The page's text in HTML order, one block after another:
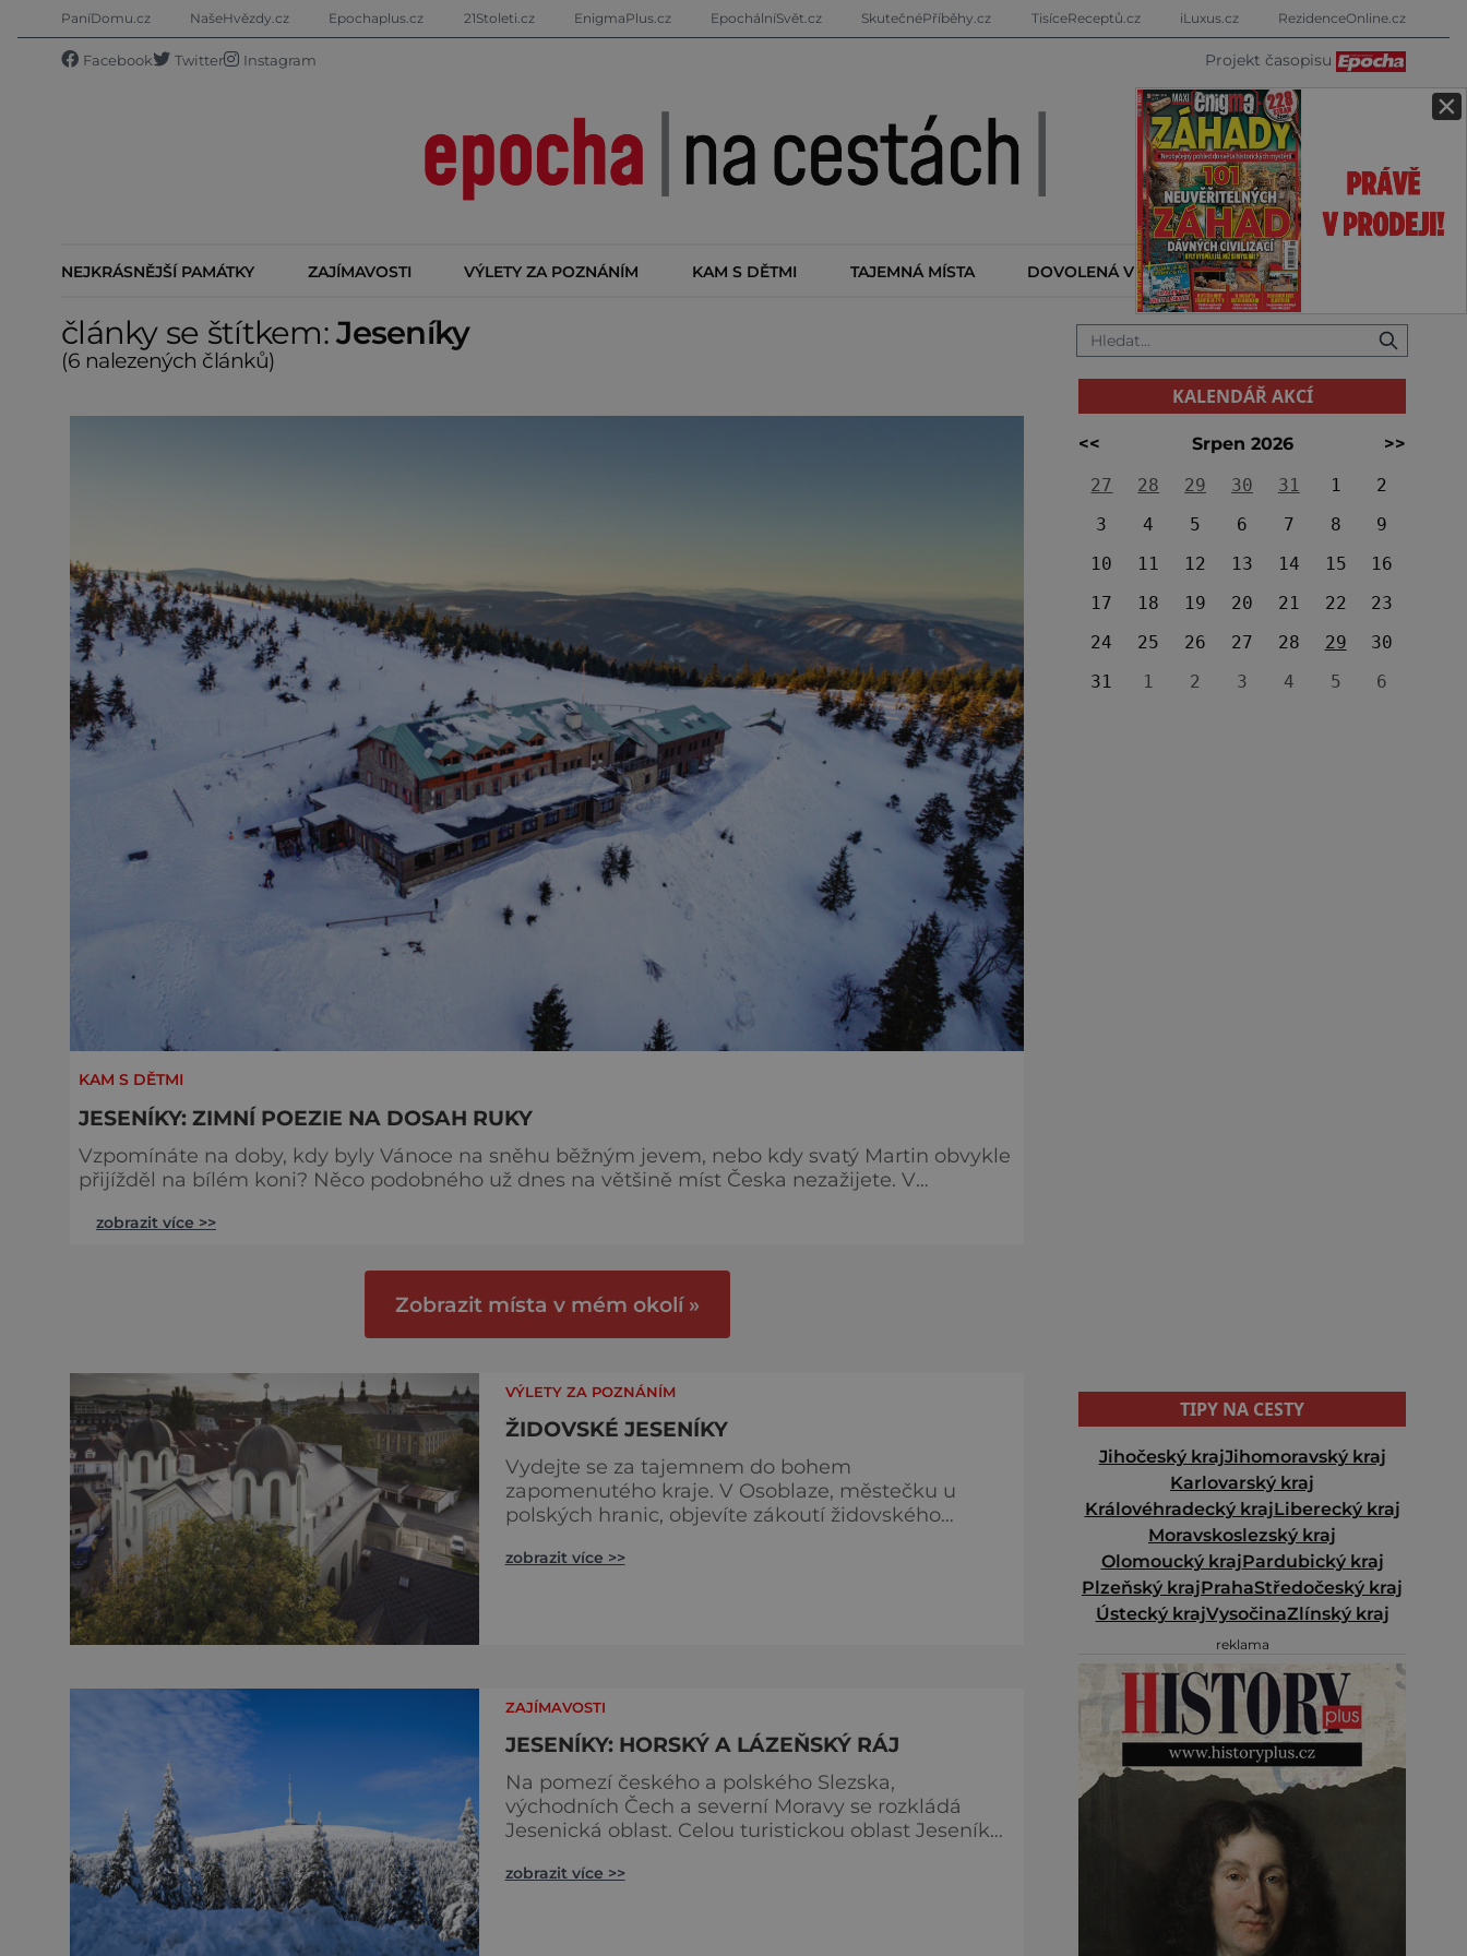
×
PaníDomu.cz NašeHvězdy.cz Epochaplus.cz 21Stoleti.cz EnigmaPlus.cz EpochálníSvět.cz SkutečnéPříběhy.cz TisíceReceptů.cz iLuxus.cz RezidenceOnline.cz
Facebook Twitter Instagram Projekt časopisu
NEJKRÁSNĚJŠÍ PAMÁTKY ZAJÍMAVOSTI VÝLETY ZA POZNÁNÍM KAM S DĚTMI TAJEMNÁ MÍSTA DOVOLENÁ V ZAHRANIČÍ KALENDÁŘ AKCÍ
články se štítkem:Jeseníky
(6 nalezených článků)
KAM S DĚTMI
JESENÍKY: ZIMNÍ POEZIE NA DOSAH RUKY
Vzpomínáte na doby, kdy byly Vánoce na sněhu běžným jevem, nebo kdy svatý Martin obvykle
přijížděl na bílém koni? Něco podobného už dnes na většině míst Česka nezažijete. V
který by se nemusela stydět ani vyhlášená alpská střediska, jsou pro vás zimní Jeseníky
zobrazit více >>
Zobrazit místa v mém okolí »
VÝLETY ZA POZNÁNÍM
ŽIDOVSKÉ JESENÍKY
Vydejte se za tajemnem do bohem
zapomenutého kraje. V Osoblaze, městečku u
polských hranic, objevíte zákoutí židovského
hřbitovům u nás. V Krnově zas narazíte na jedinou
zobrazit více >>
ZAJÍMAVOSTI
JESENÍKY: HORSKÝ A LÁZEŇSKÝ RÁJ
Na pomezí českého a polského Slezska,
východních Čech a severní Moravy se rozkládá
Jesenická oblast. Celou turistickou oblast Jeseníků
podhůřími, Rychlebské hory a Kralický Sněžník.
zobrazit více >>
KALENDÁŘ AKCÍ
<< Srpen 2026
>>
27
28 29 30 31 1
2
3
4 5 6 7 8
9
10
11 12 13 14 15
16
17
18 19 20 21 22
23
24
25 26 27 28 29
30
31
1 2 3 4 5 6
TIPY NA CESTY
Jihočeský krajJihomoravský kraj
Karlovarský kraj
Královéhradecký krajLiberecký kraj
Moravskoslezský kraj
Olomoucký krajPardubický kraj
Plzeňský krajPrahaStředočeský kraj
Ústecký krajVysočinaZlínský kraj
reklama